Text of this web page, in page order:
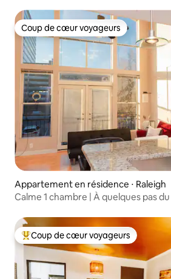
Coup de cœur voyageurs
Coup de cœur voyageurs
Appartement en résidence ⋅ Raleigh
Calme 1 chambre | À quelques pas
Coups de cœur voyageurs les plus
Coup de cœur voyageurs